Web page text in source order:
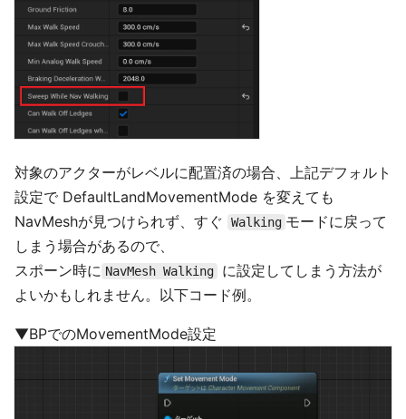
対象のアクターがレベルに配置済の場合、上記デフォルト
設定で DefaultLandMovementMode を変えても
NavMeshが見つけられず、すぐ
Walking モードに戻って
しまう場合があるので、
スポーン時に NavMesh Walking
に設定してしまう方法が
よいかもしれません。以下コード例。
▼BPでのMovementMode設定